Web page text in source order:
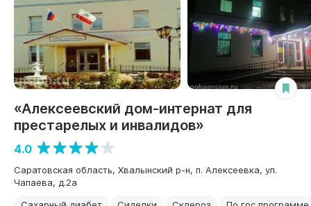
«Алексеевский дом-интернат для
престарелых и инвалидов»
4.0
Саратовская область, Хвалынский р-н, п. Алексеевка, ул.
Чапаева, д.2а